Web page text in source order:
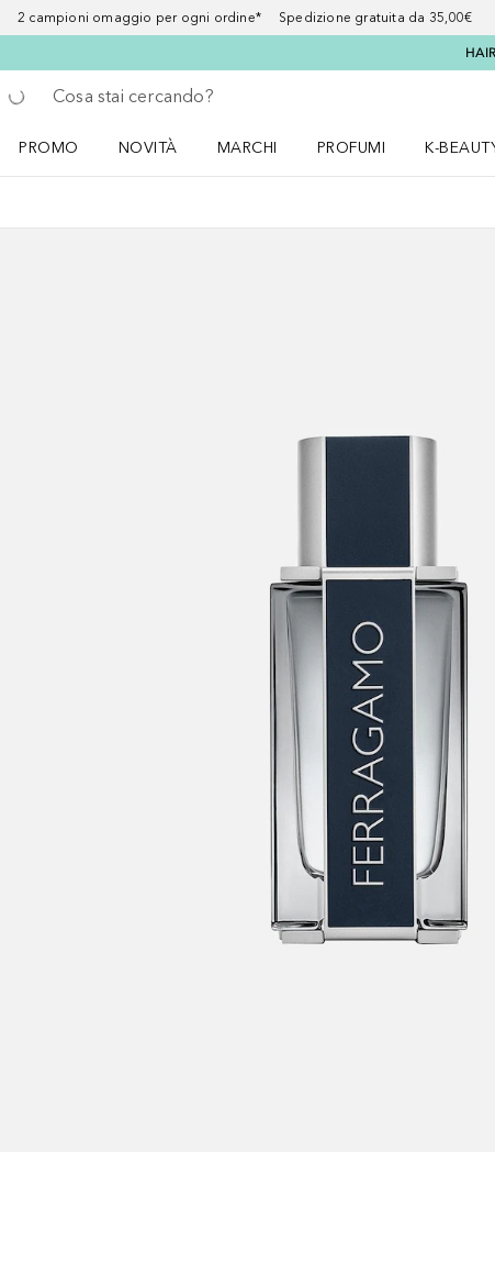
2 campioni omaggio per ogni ordine* Spedizione gratuita da 35,00€
Torna indietro
Esegui ricerca
PROMO
NOVITÀ
MARCHI
PROFUMI
K-